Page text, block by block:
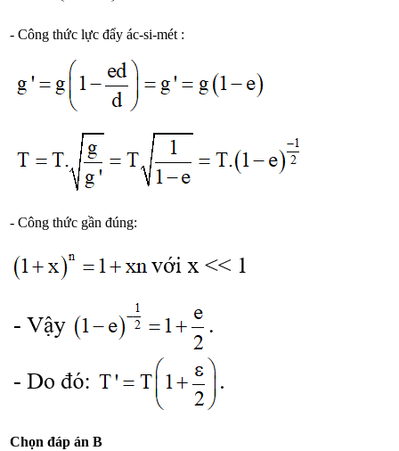
- Công thức lực đẩy ác-si-mét :
- Công thức gần đúng:
Chọn đáp án B